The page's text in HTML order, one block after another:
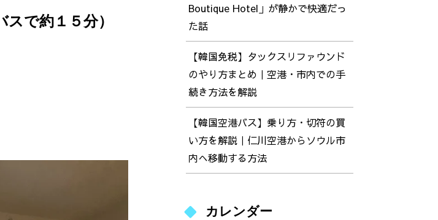
で約１５分）
Boutique Hotel」が静かで快適だっ
た話
【韓国免税】タックスリファウンド
のやり方まとめ｜空港・市内での手
続き方法を解説
【韓国空港バス】乗り方・切符の買
い方を解説｜仁川空港からソウル市
内へ移動する方法
カレンダー